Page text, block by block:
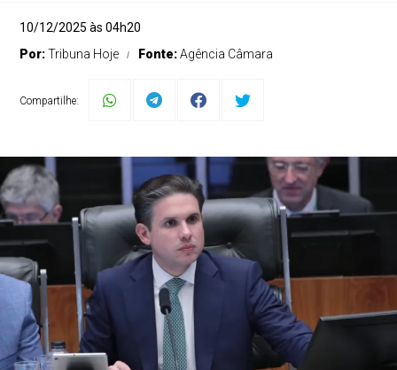
10/12/2025 às 04h20
Por:Tribuna Hoje Fonte:Agência Câmara
Compartilhe: